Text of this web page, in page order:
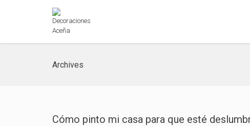
Archives
Cómo pinto mi casa para que esté